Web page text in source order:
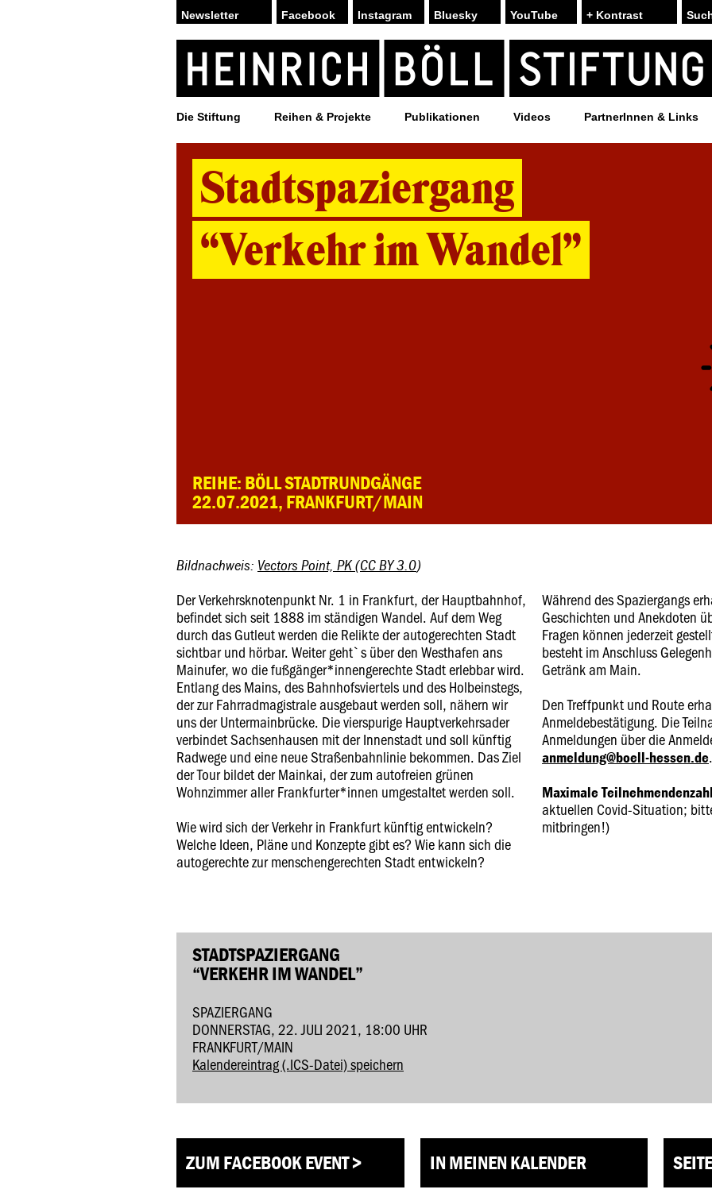
Facebook Instagram Bluesky YouTube + Kontrast
Die Stiftung Reihen & Projekte Publikationen Videos PartnerInnen & Links
Stadtspaziergang
“Verkehr im Wandel”
REIHE: BÖLL STADTRUNDGÄNGE
22.07.2021, FRANKFURT/MAIN
Bildnachweis: Vectors Point, PK(CC BY 3.0)
Der Verkehrsknotenpunkt Nr. 1 in Frankfurt, der Hauptbahnhof,
befindet sich seit 1888 im ständigen Wandel. Auf dem Weg
durch das Gutleut werden die Relikte der autogerechten Stadt
sichtbar und hörbar. Weiter geht`s über den Westhafen ans
Mainufer, wo die fußgänger*innengerechte Stadt erlebbar wird.
Entlang des Mains, des Bahnhofsviertels und des Holbeinstegs,
der zur Fahrradmagistrale ausgebaut werden soll, nähern wir
uns der Untermainbrücke. Die vierspurige Hauptverkehrsader
verbindet Sachsenhausen mit der Innenstadt und soll künftig
Radwege und eine neue Straßenbahnlinie bekommen. Das Ziel
der Tour bildet der Mainkai, der zum autofreien grünen
Wohnzimmer aller Frankfurter*innen umgestaltet werden soll.
Wie wird sich der Verkehr in Frankfurt künftig entwickeln?
Welche Ideen, Pläne und Konzepte gibt es? Wie kann sich die
autogerechte zur menschengerechten Stadt entwickeln?
Während des Spaziergangs
Geschichten und Anekdoten
Fragen können jederzeit
besteht im Anschluss
Getränk am Main.
Den Treffpunkt und Route
Anmeldebestätigung. Die
Anmeldungen über die
anmeldung@boell-hessen.de.
Maximale
aktuellen Covid-Situation;
mitbringen!)
STADTSPAZIERGANG
“VERKEHR IM WANDEL”
SPAZIERGANG
DONNERSTAG, 22. JULI 2021, 18:00 UHR
FRANKFURT/MAIN
Kalendereintrag (.ICS-Datei) speichern
ZUM FACEBOOK EVENT > IN MEINEN KALENDER